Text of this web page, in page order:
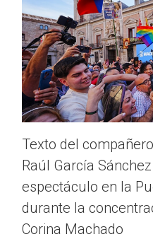
Texto del
Raúl García
espectáculo en la
durante la
Corina Machado